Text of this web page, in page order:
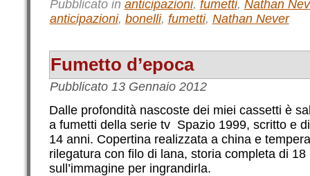
Pubblicato in anticipazioni, fumetti, Nathan
anticipazioni, bonelli, fumetti, Nathan Never
Fumetto d’epoca
Pubblicato 13 Gennaio 2012
Dalle profondità nascoste dei miei cassetti è
a fumetti della serie tv Spazio 1999, scritto e
14 anni. Copertina realizzata a china e
rilegatura con filo di lana, storia completa di
sull’immagine per ingrandirla.